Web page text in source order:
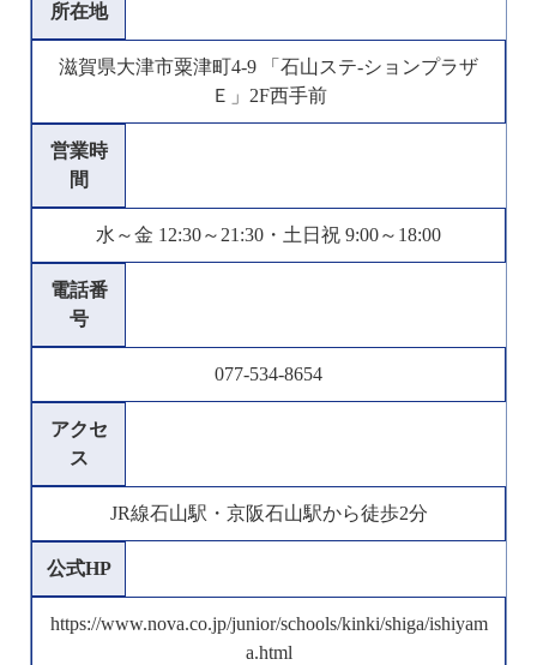
所在地
滋賀県大津市粟津町4-9 「石山ステ-ションプラザ
Ｅ」2F西手前
営業時
間
水～金 12:30～21:30・土日祝 9:00～18:00
電話番
号
077-534-8654
アクセ
ス
JR線石山駅・京阪石山駅から徒歩2分
公式HP
https://www.nova.co.jp/junior/schools/kinki/shiga/ishiyam
a.html